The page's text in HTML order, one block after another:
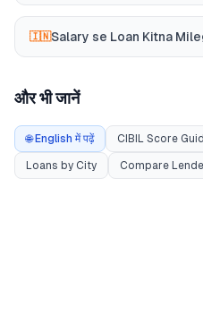
🇮🇳Salary se Loan Kitna
और भी जानें
🌐 English में पढ़ें CIBIL Score
Loans by City Compare